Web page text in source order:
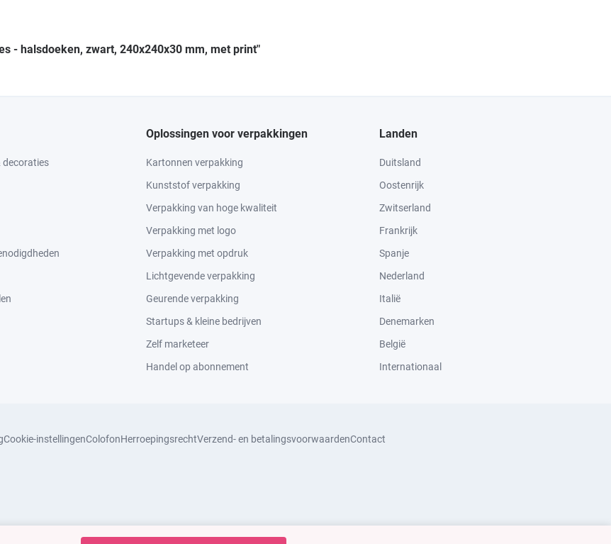
- halsdoeken, zwart, 240x240x30 mm, met print"
decoraties
Oplossingen voor verpakkingen
Kartonnen verpakking
Kunststof verpakking
Verpakking van hoge kwaliteit
Verpakking met logo
Verpakking met opdruk
Lichtgevende verpakking
Geurende verpakking
Startups & kleine bedrijven
Zelf marketeer
Handel op abonnement
Landen
Duitsland
Oostenrijk
Zwitserland
Frankrijk
Spanje
Nederland
Italië
Denemarken
België
Internationaal
Cookie-instellingenColofonHerroepingsrechtVerzend- en betalingsvoorwaardenContact